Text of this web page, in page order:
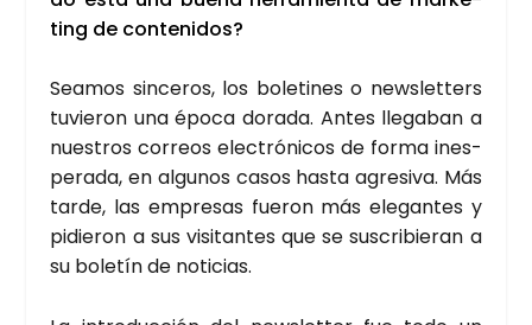
ting de con­te­ni­dos?
Sea­mos sin­ce­ros, los bole­ti­nes o news­let­ters
tuvie­ron una épo­ca dora­da. Antes lle­ga­ban a
nues­tros correos elec­tró­ni­cos de for­ma ines­
pe­ra­da, en algu­nos casos has­ta agre­si­va. Más
tar­de, las empre­sas fue­ron más ele­gan­tes y
pidie­ron a sus visi­tan­tes que se sus­cri­bie­ran a
su bole­tín de noti­cias.